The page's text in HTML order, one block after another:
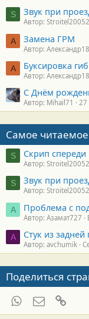
S Звук при
Автор:
А Замена ГРМ
Автор:
А Буксировка
Автор:
С Днём
Автор: Mihail71 27
Самое
S Скрип спереди
Автор:
S Звук при
Автор:
А Проблема с
Автор: Азамат727
A Стук из задней
Автор: avchumik
Поделиться
WhatsApp